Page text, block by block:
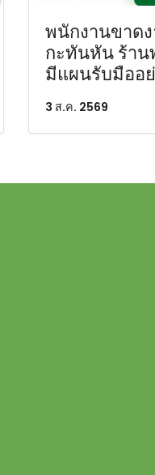
พนักงานขาด
กะทันหัน ร้าน
มีแผนรับมืออ
3 ส.ค. 2569